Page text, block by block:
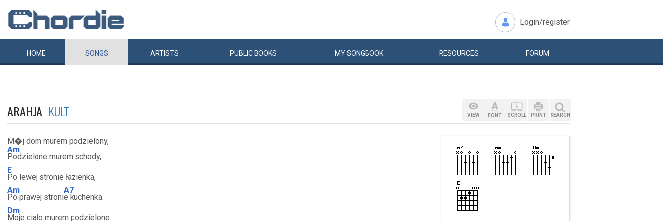
Login/register
HOME SONGS ARTISTS PUBLIC BOOKS MYSONGBOOK RESOURCES FORUM
ARAHJA KULT
M�j dom murem podzielony,
Am
Podzielone murem schody,
E
Po lewej stronie łazienka,
Am
Po prawej stroni
A7
e kuchenka.
Dm
Moje ciało murem podzielone,
VIEW FONT SCROLL PRINT SEARCH